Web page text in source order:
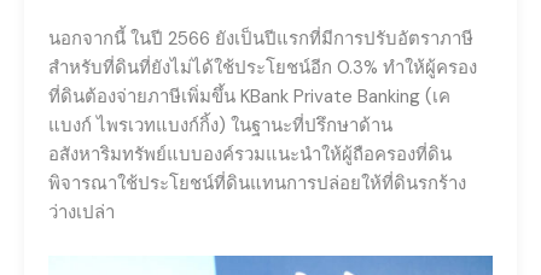
นอกจากนี้ ในปี 2566 ยังเป็นปีแรกที่มีการปรับอัตราภาษี
สำหรับที่ดินที่ยังไม่ได้ใช้ประโยชน์อีก 0.3% ทำให้ผู้ครอง
ที่ดินต้องจ่ายภาษีเพิ่มขึ้น KBank Private Banking (เค
แบงก์ ไพรเวทแบงก์กิ้ง) ในฐานะที่ปรึกษาด้าน
อสังหาริมทรัพย์แบบองค์รวมแนะนำให้ผู้ถือครองที่ดิน
พิจารณาใช้ประโยชน์ที่ดินแทนการปล่อยให้ที่ดินรกร้าง
ว่างเปล่า